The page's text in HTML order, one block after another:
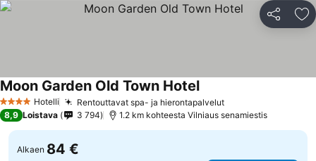
Jaa
4 Tähtiluokitus
Hotelli Rentouttavat spa- ja hierontapalvelutKatso hinnat
Moon Garden Old Town HotelKatso hinnat
8,9 Loistava 3 794 1.2 km kohteesta Vilniaus senamiestis
Alkaen 84 €